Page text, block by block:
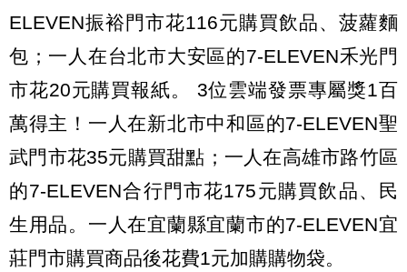
ELEVEN振裕門市花116元購買飲品、菠蘿麵
包；一人在台北市大安區的7-ELEVEN禾光門
市花20元購買報紙。 3位雲端發票專屬獎1百
萬得主！一人在新北市中和區的7-ELEVEN聖
武門市花35元購買甜點；一人在高雄市路竹區
的7-ELEVEN合行門市花175元購買飲品、民
生用品。一人在宜蘭縣宜蘭市的7-ELEVEN宜
莊門市購買商品後花費1元加購購物袋。